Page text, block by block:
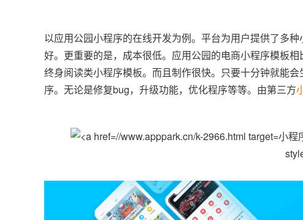
以应用公园小程序的在线开发为例。平台为用户提供了多
好。更重要的是，成本很低。应用公园的电商小程序模板相
终身阅读类小程序模板。而且制作很快。只要十分钟就能
序。无论是修复bug，升级功能，优化程序等等。由第三方
小程